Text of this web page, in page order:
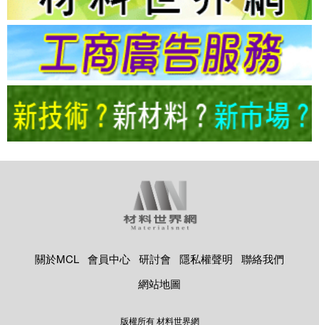
關於MCL 會員中心 研討會 隱私權聲明
聯絡我們
網站地圖
版權所有 材料世界網